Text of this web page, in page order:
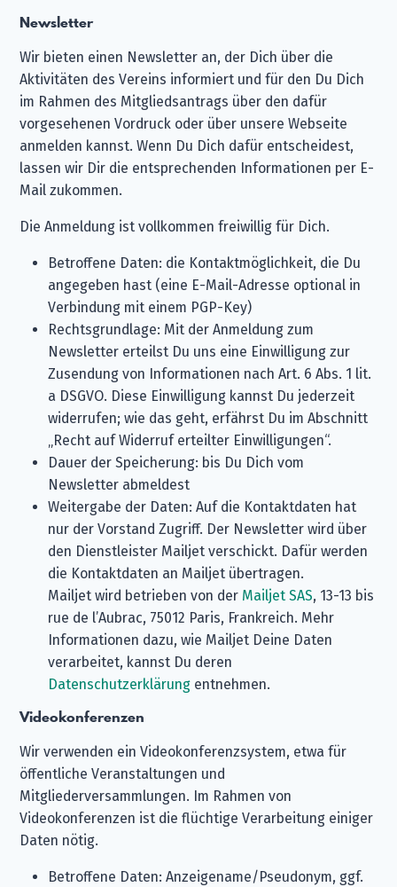
Newsletter
Wir bieten einen Newsletter an, der Dich über die
Aktivitäten des Vereins informiert und für den Du Dich
im Rahmen des Mitgliedsantrags über den dafür
vorgesehenen Vordruck oder über unsere Webseite
anmelden kannst. Wenn Du Dich dafür entscheidest,
lassen wir Dir die entsprechenden Informationen per E-
Mail zukommen.
Die Anmeldung ist vollkommen freiwillig für Dich.
Betroffene Daten: die Kontaktmöglichkeit, die Du
angegeben hast (eine E-Mail-Adresse optional in
Verbindung mit einem PGP-Key)
Rechtsgrundlage: Mit der Anmeldung zum
Newsletter erteilst Du uns eine Einwilligung zur
Zusendung von Informationen nach Art. 6 Abs. 1 lit.
a DSGVO. Diese Einwilligung kannst Du jederzeit
widerrufen; wie das geht, erfährst Du im Abschnitt
„Recht auf Widerruf erteilter Einwilligungen“.
Dauer der Speicherung: bis Du Dich vom
Newsletter abmeldest
Weitergabe der Daten: Auf die Kontaktdaten hat
nur der Vorstand Zugriff. Der Newsletter wird über
den Dienstleister Mailjet verschickt. Dafür werden
die Kontaktdaten an Mailjet übertragen.
Mailjet wird betrieben von der Mailjet SAS, 13-13 bis
rue de l’Aubrac, 75012 Paris, Frankreich. Mehr
Informationen dazu, wie Mailjet Deine Daten
verarbeitet, kannst Du deren
Datenschutzerklärung entnehmen.
Videokonferenzen
Wir verwenden ein Videokonferenzsystem, etwa für
öffentliche Veranstaltungen und
Mitgliederversammlungen. Im Rahmen von
Videokonferenzen ist die flüchtige Verarbeitung einiger
Daten nötig.
Betroffene Daten: Anzeigename/Pseudonym, ggf.